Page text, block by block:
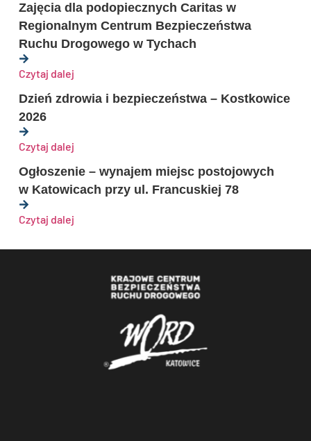
Zajęcia dla podopiecznych Caritas w
Regionalnym Centrum Bezpieczeństwa
Ruchu Drogowego w Tychach
Czytaj dalej
Dzień zdrowia i bezpieczeństwa – Kostkowice
2026
Czytaj dalej
Ogłoszenie – wynajem miejsc postojowych
w Katowicach przy ul. Francuskiej 78
Czytaj dalej